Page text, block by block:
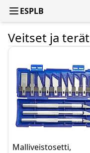
ESPLB
Veitset ja terät
Malliveistosetti,